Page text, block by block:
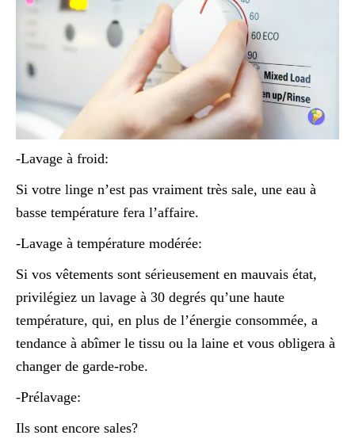
-Lavage à froid:
Si votre linge n’est pas vraiment très sale, une eau à
basse température fera l’affaire.
-Lavage à température modérée:
Si vos vêtements sont sérieusement en mauvais état,
privilégiez un lavage à 30 degrés qu’une haute
température, qui, en plus de l’énergie consommée, a
tendance à abîmer le tissu ou la laine et vous obligera à
changer de garde-robe.
-Prélavage:
Ils sont encore sales?